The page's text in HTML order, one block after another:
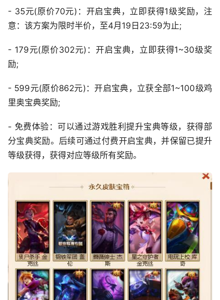
- 35元(原价70元)：开启宝典，立即获得1级奖励，注
意：该方案为限时半价，至4月19日23:59为止;
- 179元(原价302元)：开启宝典，立即获得1~30级奖
励;
- 599元(原价862元)：开启宝典，立获全部1~100级鸡
里奥宝典奖励;
- 免费体验：可以通过游戏胜利提升宝典等级，获得部
分宝典奖励。后续可通过付费开启宝典，并保留已提升
等级获得，获得对应等级所有奖励。